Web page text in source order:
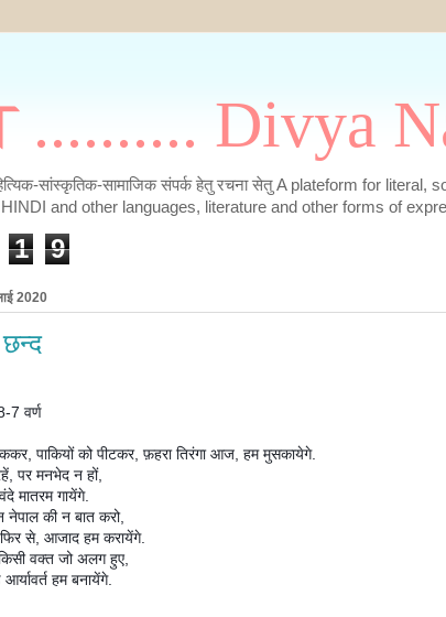
.......... Divya
सांस्कृतिक-सामाजिक संपर्क हेतु रचना सेतु A plateform for
and other languages, literature and other forms of
1 9
2020
7 वर्ण
पाकियों को पीटकर, फ़हरा तिरंगा आज, हम मुसकायेगे.
पर मनभेद न हों,
मातरम गायेंगे.
नेपाल की न बात करो,
फिर से, आजाद हम करायेंगे.
वक्त जो अलग हुए,
हम बनायेंगे.